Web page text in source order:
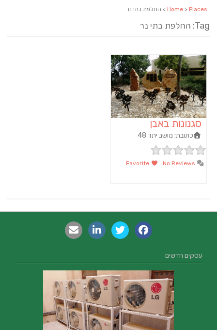
Home > Places > החלפת בתי נר
Tag: החלפת בתי נר
סגנונות באבן
כתובת: מושב יתד 48
עסקים חדשים